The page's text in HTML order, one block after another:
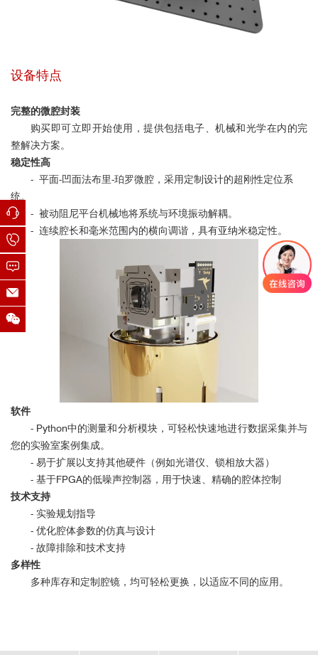
设备特点
完整的微腔封装
购买即可立即开始使用，提供包括电子、机械和光学在内的完
整解决方案。
稳定性高
- 平面-凹面法布里-珀罗微腔，采用定制设计的超刚性定位系
统。
- 被动阻尼平台机械地将系统与环境振动解耦。
- 连续腔长和毫米范围内的横向调谐，具有亚纳米稳定性。
软件
- Python中的测量和分析模块，可轻松快速地进行数据采集并与
您的实验室案例集成。
- 易于扩展以支持其他硬件（例如光谱仪、锁相放大器）
- 基于FPGA的低噪声控制器，用于快速、精确的腔体控制
技术支持
- 实验规划指导
- 优化腔体参数的仿真与设计
- 故障排除和技术支持
多样性
多种库存和定制腔镜，均可轻松更换，以适应不同的应用。